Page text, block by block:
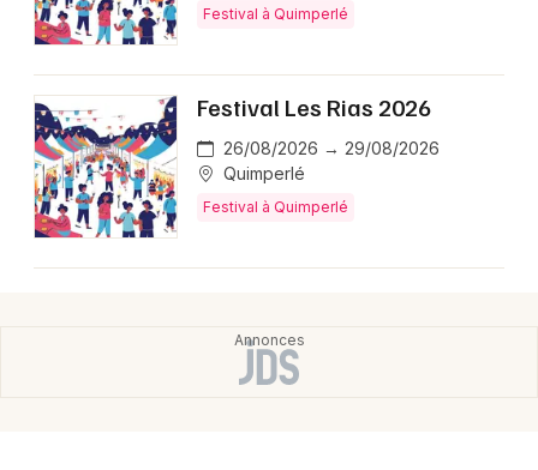
Manifestations
Foires & salons
Spectacles
Concerts
Sports
Marseille
Mulhouse
Montpellier
Nantes
Nice
Paris
Festival à Quimperlé
Festival Les Rias 2026
26/08/2026 → 29/08/2026
Quimperlé
Festival à Quimperlé